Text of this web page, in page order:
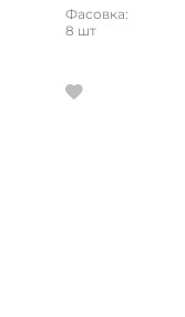
Фасовка:
8 шт